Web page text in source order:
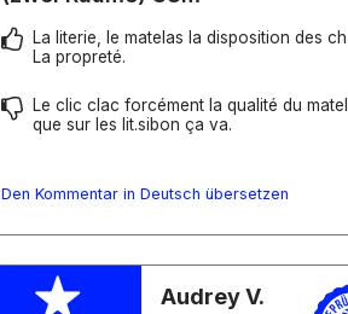
La literie, le matelas la disposition des
La propreté.
Le clic clac forcément la qualité du
que sur les lit.sibon ça va.
Den Kommentar in Deutsch übersetzen
Audrey V.